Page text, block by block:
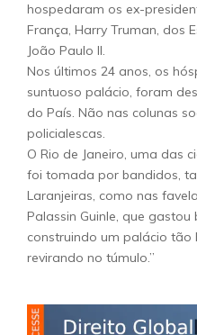
hospedaram os ex-
França, Harry Truman, dos
João Paulo II.
Nos últimos 24 anos, os
suntuoso palácio, foram
do País. Não nas colunas
policialescas.
O Rio de Janeiro, uma das
foi tomada por bandidos,
Laranjeiras, como nas
Palassin Guinle, que
construindo um palácio tão
revirando no túmulo.”